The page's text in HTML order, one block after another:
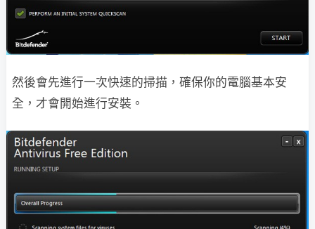
然後會先進行一次快速的掃描，確保你的電腦基本安
全，才會開始進行安裝。